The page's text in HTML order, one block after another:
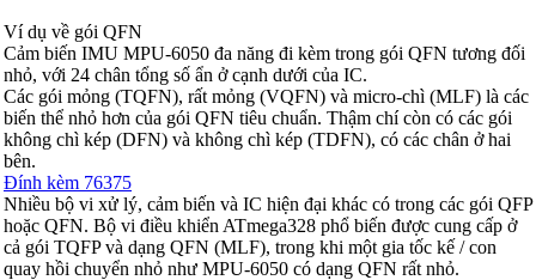
Ví dụ về gói QFN
Cảm biến IMU MPU-6050 đa năng đi kèm trong gói QFN tương đối
nhỏ, với 24 chân tổng số ẩn ở cạnh dưới của IC.
Các gói mỏng (TQFN), rất mỏng (VQFN) và micro-chì (MLF) là các
biến thể nhỏ hơn của gói QFN tiêu chuẩn. Thậm chí còn có các gói
không chì kép (DFN) và không chì kép (TDFN), có các chân ở hai
bên.
Đính kèm 76375
Nhiều bộ vi xử lý, cảm biến và IC hiện đại khác có trong các gói QFP
hoặc QFN. Bộ vi điều khiển ATmega328 phổ biến được cung cấp ở
cả gói TQFP và dạng QFN (MLF), trong khi một gia tốc kế / con
quay hồi chuyển nhỏ như MPU-6050 có dạng QFN rất nhỏ.